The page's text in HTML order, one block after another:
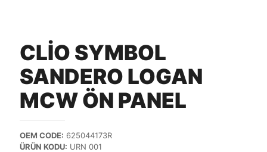
CLİO SYMBOL
SANDERO LOGAN
MCW ÖN PANEL
OEM CODE: 625044173R
ÜRÜN KODU: URN 001